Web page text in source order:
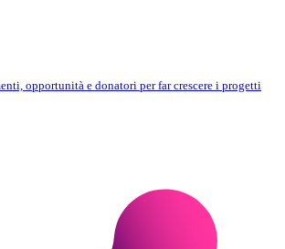
opportunità e donatori per far crescere i progetti